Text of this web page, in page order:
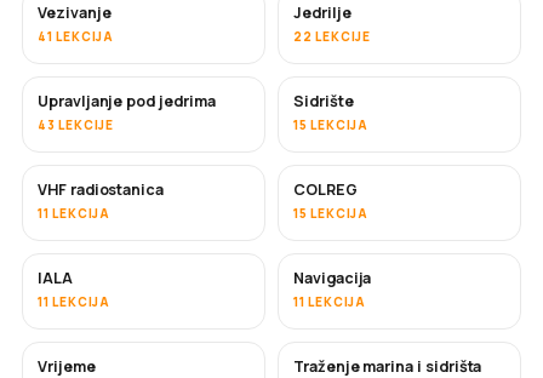
Vezivanje
41 LEKCIJA
Jedrilje
22 LEKCIJE
Upravljanje pod jedrima
43 LEKCIJE
Sidrište
15 LEKCIJA
VHF radiostanica
11 LEKCIJA
COLREG
15 LEKCIJA
IALA
11 LEKCIJA
Navigacija
11 LEKCIJA
Vrijeme Traženje marina i sidrišta